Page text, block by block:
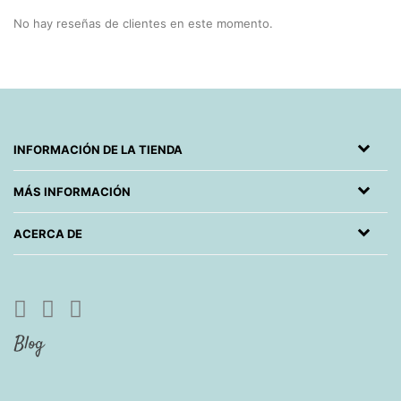
No hay reseñas de clientes en este momento.
INFORMACIÓN DE LA TIENDA
MÁS INFORMACIÓN
ACERCA DE